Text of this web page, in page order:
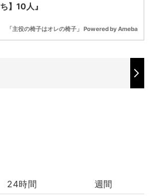
ち】10人』
「主役の椅子はオレの椅子」 Powered by Ameba
24時間 週間